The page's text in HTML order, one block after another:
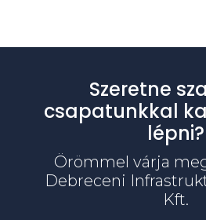
Szeretne
csapatunkkal
lépni?
Örömmel várja
Debreceni
Kft.